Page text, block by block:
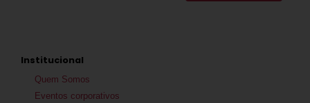
Institucional
Quem Somos
Eventos corporativos